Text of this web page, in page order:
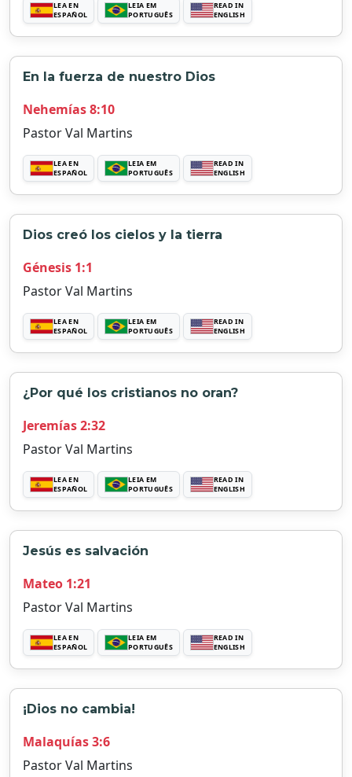
LEA EN
ESPAÑOL
LEIA EM
PORTUGUÊS
READ IN
ENGLISH
En la fuerza de nuestro Dios
Nehemías 8:10
Pastor Val Martins
LEA EN
ESPAÑOL
LEIA EM
PORTUGUÊS
READ IN
ENGLISH
Dios creó los cielos y la tierra
Génesis 1:1
Pastor Val Martins
LEA EN
ESPAÑOL
LEIA EM
PORTUGUÊS
READ IN
ENGLISH
¿Por qué los cristianos no oran?
Jeremías 2:32
Pastor Val Martins
LEA EN
ESPAÑOL
LEIA EM
PORTUGUÊS
READ IN
ENGLISH
Jesús es salvación
Mateo 1:21
Pastor Val Martins
LEA EN
ESPAÑOL
LEIA EM
PORTUGUÊS
READ IN
ENGLISH
¡Dios no cambia!
Malaquías 3:6
Pastor Val Martins